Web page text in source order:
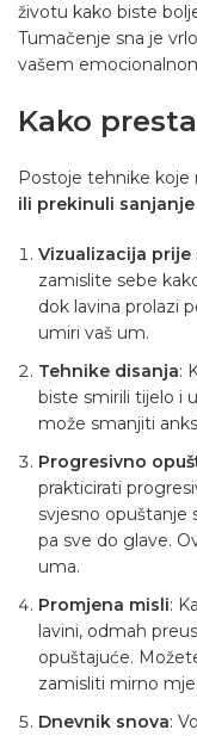
životu kako biste
Tumačenje sna je
vašem
Kako
Postoje tehnike
ili prekinuli
Vizualizacija prije
zamislite sebe
dok lavina prolazi
umiri vaš um.
Tehnike disanja:
biste smirili tijelo i
može smanjiti
Progresivno
prakticirati
svjesno opuštanje
pa sve do glave.
uma.
Promjena misli:
lavini, odmah
opuštajuće.
zamisliti mirno
Dnevnik snova: